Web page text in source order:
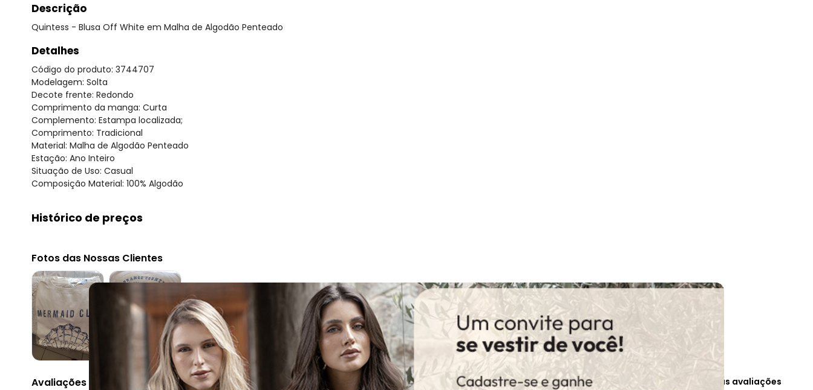
Descrição
Quintess - Blusa Off White em Malha de Algodão Penteado
Detalhes
Código do produto: 3744707
Modelagem: Solta
Decote frente: Redondo
Comprimento da manga: Curta
Complemento: Estampa localizada;
Comprimento: Tradicional
Material: Malha de Algodão Penteado
Estação: Ano Inteiro
Situação de Uso: Casual
Composição Material: 100% Algodão
Histórico de preços
agosto/2026
julho/2026
junho/2026
maio/2026
abril/2026
março/2026
fevereiro/2026
Fotos das Nossas Clientes
Avaliações Ver todas as avaliações